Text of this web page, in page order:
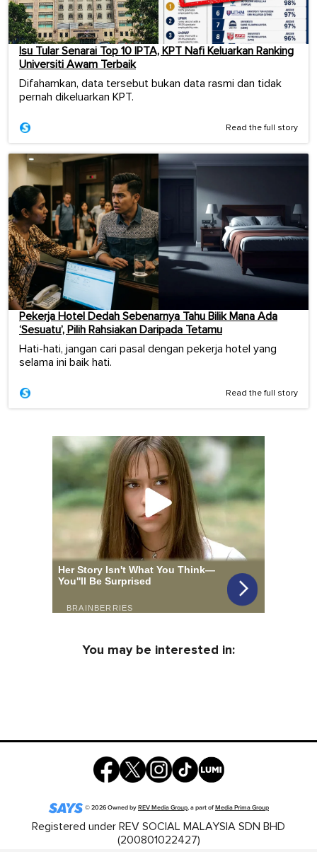
Isu Tular Senarai Top 10 IPTA, KPT Nafi Keluarkan Ranking
Universiti Awam Terbaik
Difahamkan, data tersebut bukan data rasmi dan tidak
pernah dikeluarkan KPT.
Read the full story
Pekerja Hotel Dedah Sebenarnya Tahu Bilik Mana Ada
‘Sesuatu’, Pilih Rahsiakan Daripada Tetamu
Hati-hati, jangan cari pasal dengan pekerja hotel yang
selama ini baik hati.
Read the full story
You may be interested in:
©2026Owned byREV Media Group, a part ofMedia Prima Group
Registered under REV SOCIAL MALAYSIA SDN BHD
(200801022427)